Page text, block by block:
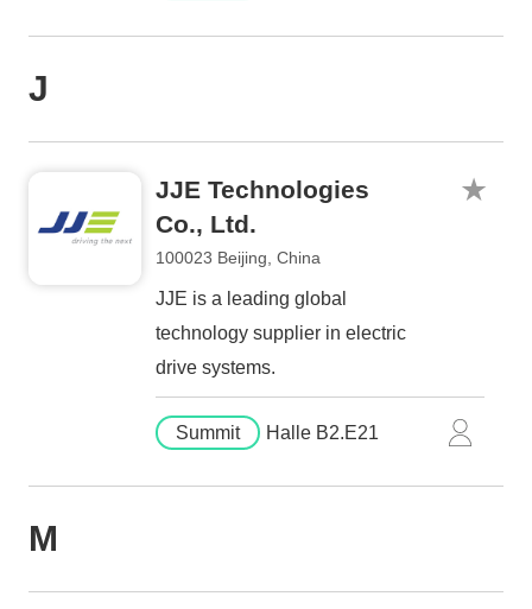
J
JJE Technologies
Co., Ltd.
100023 Beijing, China
JJE is a leading global
technology supplier in electric
drive systems.
Summit Halle B2.E21
M